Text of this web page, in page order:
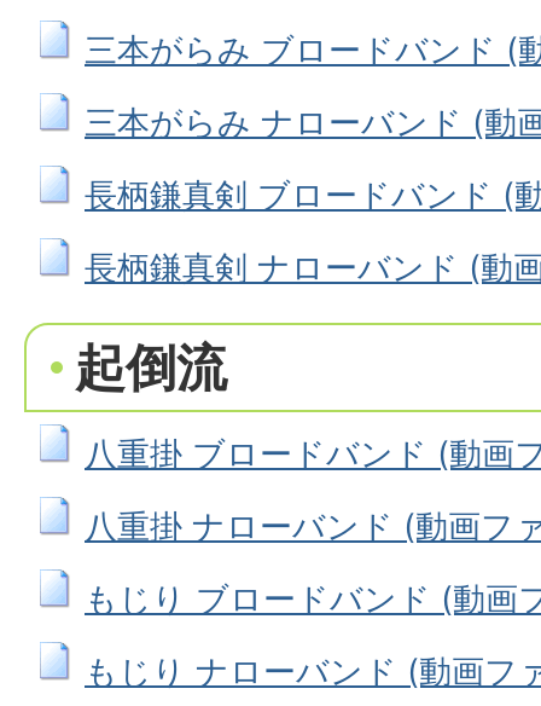
三本がらみ ブロードバンド (
三本がらみ ナローバンド (動
長柄鎌真剣 ブロードバンド (
長柄鎌真剣 ナローバンド (動
起倒流
八重掛 ブロードバンド (動画
八重掛 ナローバンド (動画フ
もじり ブロードバンド (動画
もじり ナローバンド (動画フ